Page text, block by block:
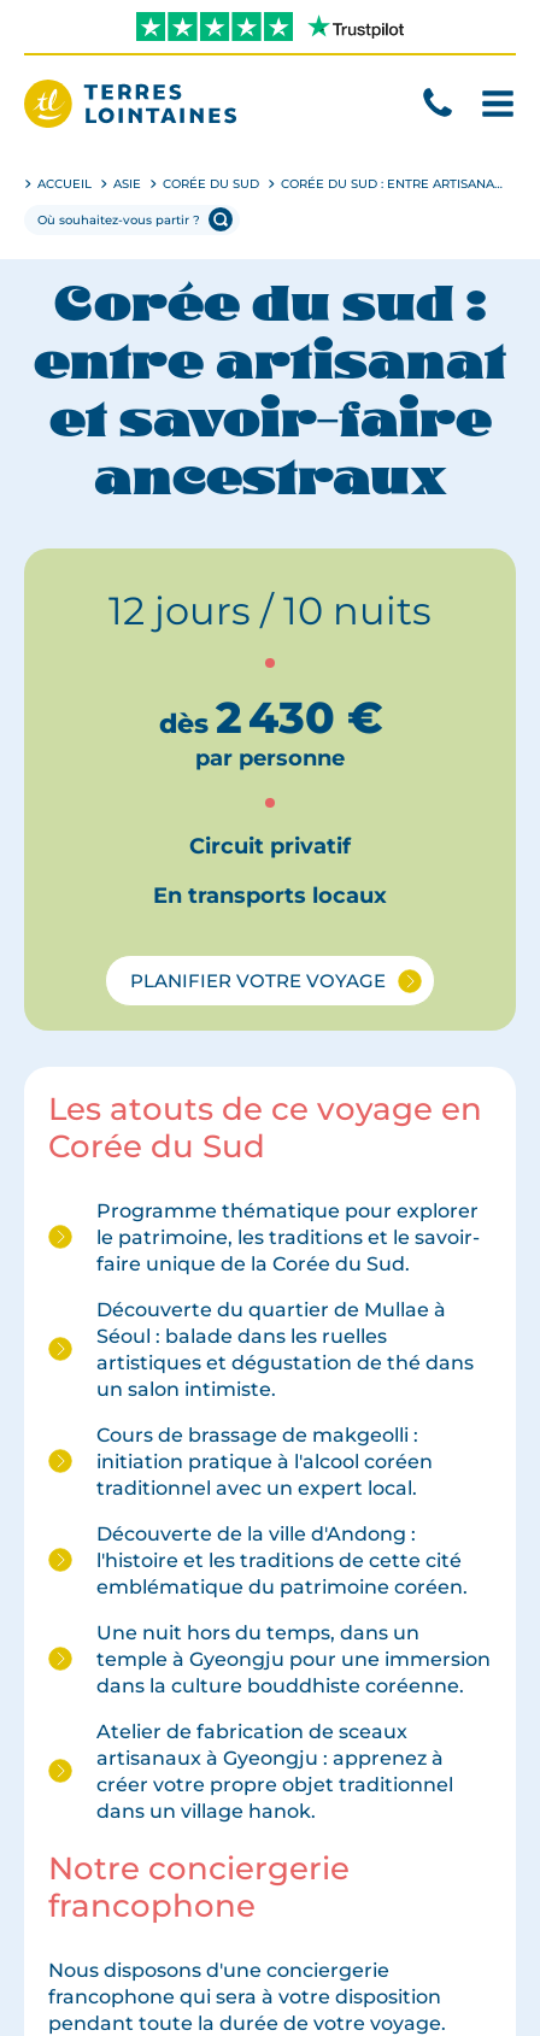
directement
contenu
ACCUEIL ASIE CORÉE DU SUD CORÉE DU SUD : ENTRE ARTISANAT ET SAVOIR-FAIRE ANCESTRAUX
Corée du sud :
entre artisanat
et savoir-faire
ancestraux
12 jours / 10 nuits
dès 2 430 €
par personne
Circuit privatif
En transports locaux
PLANIFIER VOTRE VOYAGE
Les atouts de ce voyage en
Corée du Sud
Programme thématique pour explorer
le patrimoine, les traditions et le savoir-
faire unique de la Corée du Sud.
Découverte du quartier de Mullae à
Séoul : balade dans les ruelles
artistiques et dégustation de thé dans
un salon intimiste.
Cours de brassage de makgeolli :
initiation pratique à l'alcool coréen
traditionnel avec un expert local.
Découverte de la ville d'Andong :
l'histoire et les traditions de cette cité
emblématique du patrimoine coréen.
Une nuit hors du temps, dans un
temple à Gyeongju pour une immersion
dans la culture bouddhiste coréenne.
Atelier de fabrication de sceaux
artisanaux à Gyeongju : apprenez à
créer votre propre objet traditionnel
dans un village hanok.
Notre conciergerie
francophone
Nous disposons d'une conciergerie
francophone qui sera à votre disposition
pendant toute la durée de votre voyage.